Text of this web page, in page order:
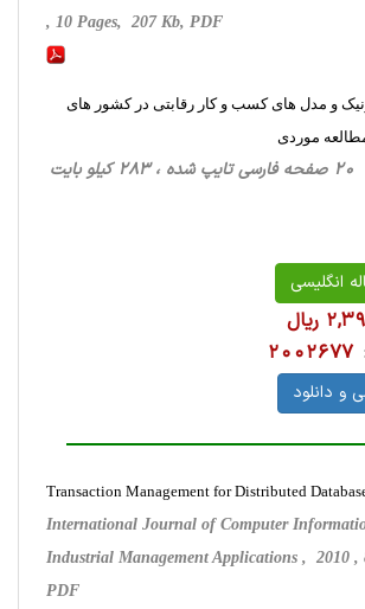
, 10 Pages, 207 Kb, PDF
و مدل های کسب و کار رقابتی در کشور های
موردی
، فناوری اطلاعات، 20 صفحه فارسی تایپ شده ، 283 کیلو بایت
انگلیسی
ریال
2002677
و دانلود
Transaction Management for Distributed
International Journal of Computer
Industrial Management Applications , 2010 ,
PDF